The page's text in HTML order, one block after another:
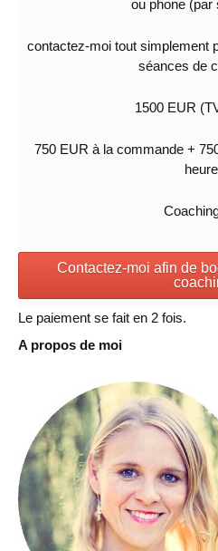
ou phone (par
contactez-moi tout simplement
séances de
1500 EUR
750 EUR à la commande +
Contactez-moi afin de
Le paiement se fait en 2 fois.
A propos de moi